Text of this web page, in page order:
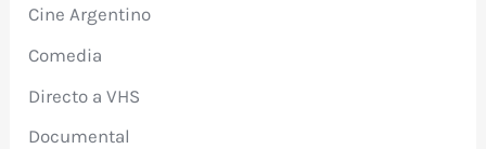
Cine Argentino
Comedia
Directo a VHS
Documental